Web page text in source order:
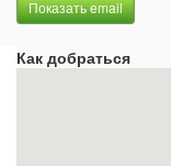
Показать email
Как добраться